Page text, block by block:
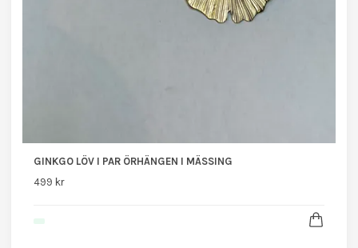
GINKGO LÖV I PAR ÖRHÄNGEN I MÄSSING
499 kr